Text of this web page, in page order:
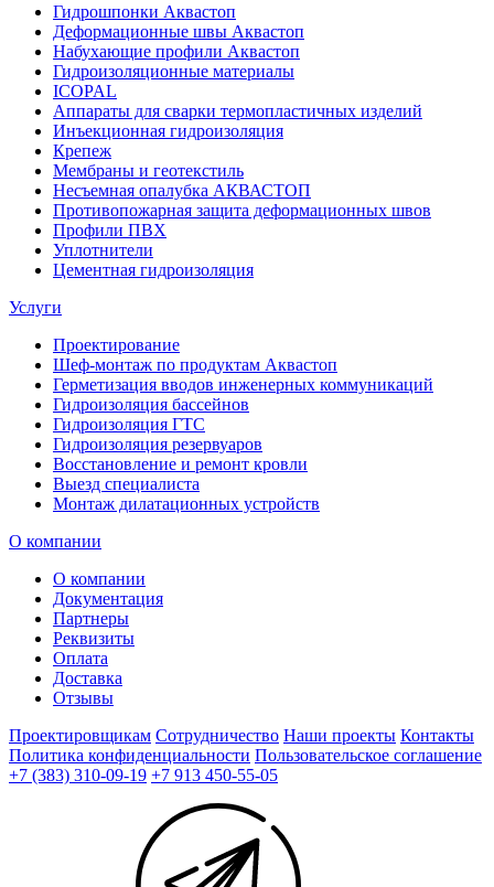
Гидрошпонки Аквастоп
Деформационные швы Аквастоп
Набухающие профили Аквастоп
Гидроизоляционные материалы
ICOPAL
Аппараты для сварки термопластичных изделий
Инъекционная гидроизоляция
Крепеж
Мембраны и геотекстиль
Несъемная опалубка АКВАСТОП
Противопожарная защита деформационных швов
Профили ПВХ
Уплотнители
Цементная гидроизоляция
Услуги
Проектирование
Шеф-монтаж по продуктам Аквастоп
Герметизация вводов инженерных коммуникаций
Гидроизоляция бассейнов
Гидроизоляция ГТС
Гидроизоляция резервуаров
Восстановление и ремонт кровли
Выезд специалиста
Монтаж дилатационных устройств
О компании
О компании
Документация
Партнеры
Реквизиты
Оплата
Доставка
Отзывы
Проектировщикам Сотрудничество Наши проекты Контакты
Политика конфиденциальности Пользовательское соглашение
+7 (383) 310-09-19 +7 913 450-55-05